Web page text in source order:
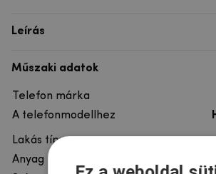
Leírás
Műszaki adatok
Telefon márka
A telefonmodellhez
Lakás típusa
Anyag